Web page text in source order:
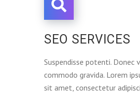
SEO SERVICES
Suspendisse potenti. Donec
commodo gravida. Lorem
sit amet, consectetur